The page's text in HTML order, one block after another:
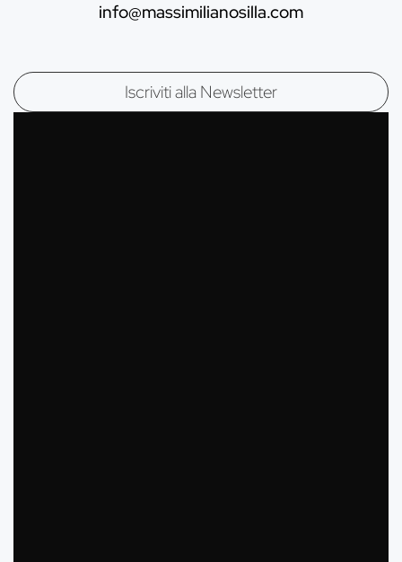
info@massimilianosilla.com
Iscriviti alla Newsletter
Mailing list di Massimiliano Silla
Nome: